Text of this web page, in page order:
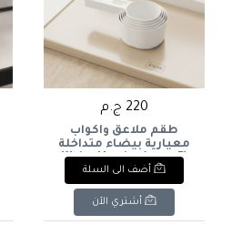
220 ج.م
طقم ملاعق وأكواب
معيارية بيضاء متداخلة
(5 قطع)White Nesting
Measuring Spoons &
Cups Set (5 Pcs)
أضف الى السلة
أشتري الآن